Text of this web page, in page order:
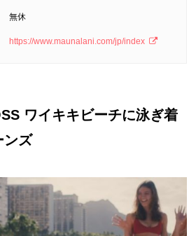
無休
https://www.maunalani.com/jp/index
ワイキキビーチに泳ぎ着
ンズ